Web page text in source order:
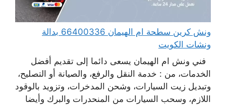
ونش كرين سطحة ام الهيمان 66400336 بدالة
ونشات الكويت
فني ونش ام الهيمان يسعى دائما إلى تقديم أفضل
الخدمات، من : خدمة النقل والرفع، والصيانة أو التصليح،
وتبديل زيت السيارات، وشحن المدخرات، وتزويد بالوقود
اللازم، وسحب السيارات من المنحدرات والبرك وأيضا